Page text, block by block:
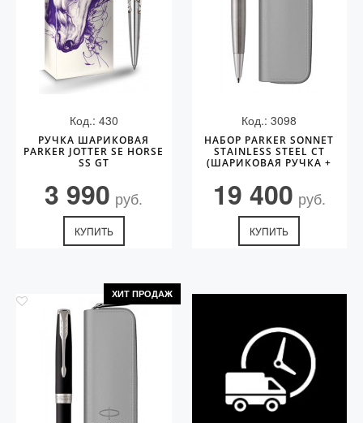
Код.: 430
РУЧКА ШАРИКОВАЯ
PARKER JOTTER SE HORSE
SS GT
3 990 руб.
КУПИТЬ
Код.: 3098
НАБОР PARKER SONNET
STAINLESS STEEL CT
(ШАРИКОВАЯ РУЧКА +
19 400 руб.
КУПИТЬ
ХИТ ПРОДАЖ